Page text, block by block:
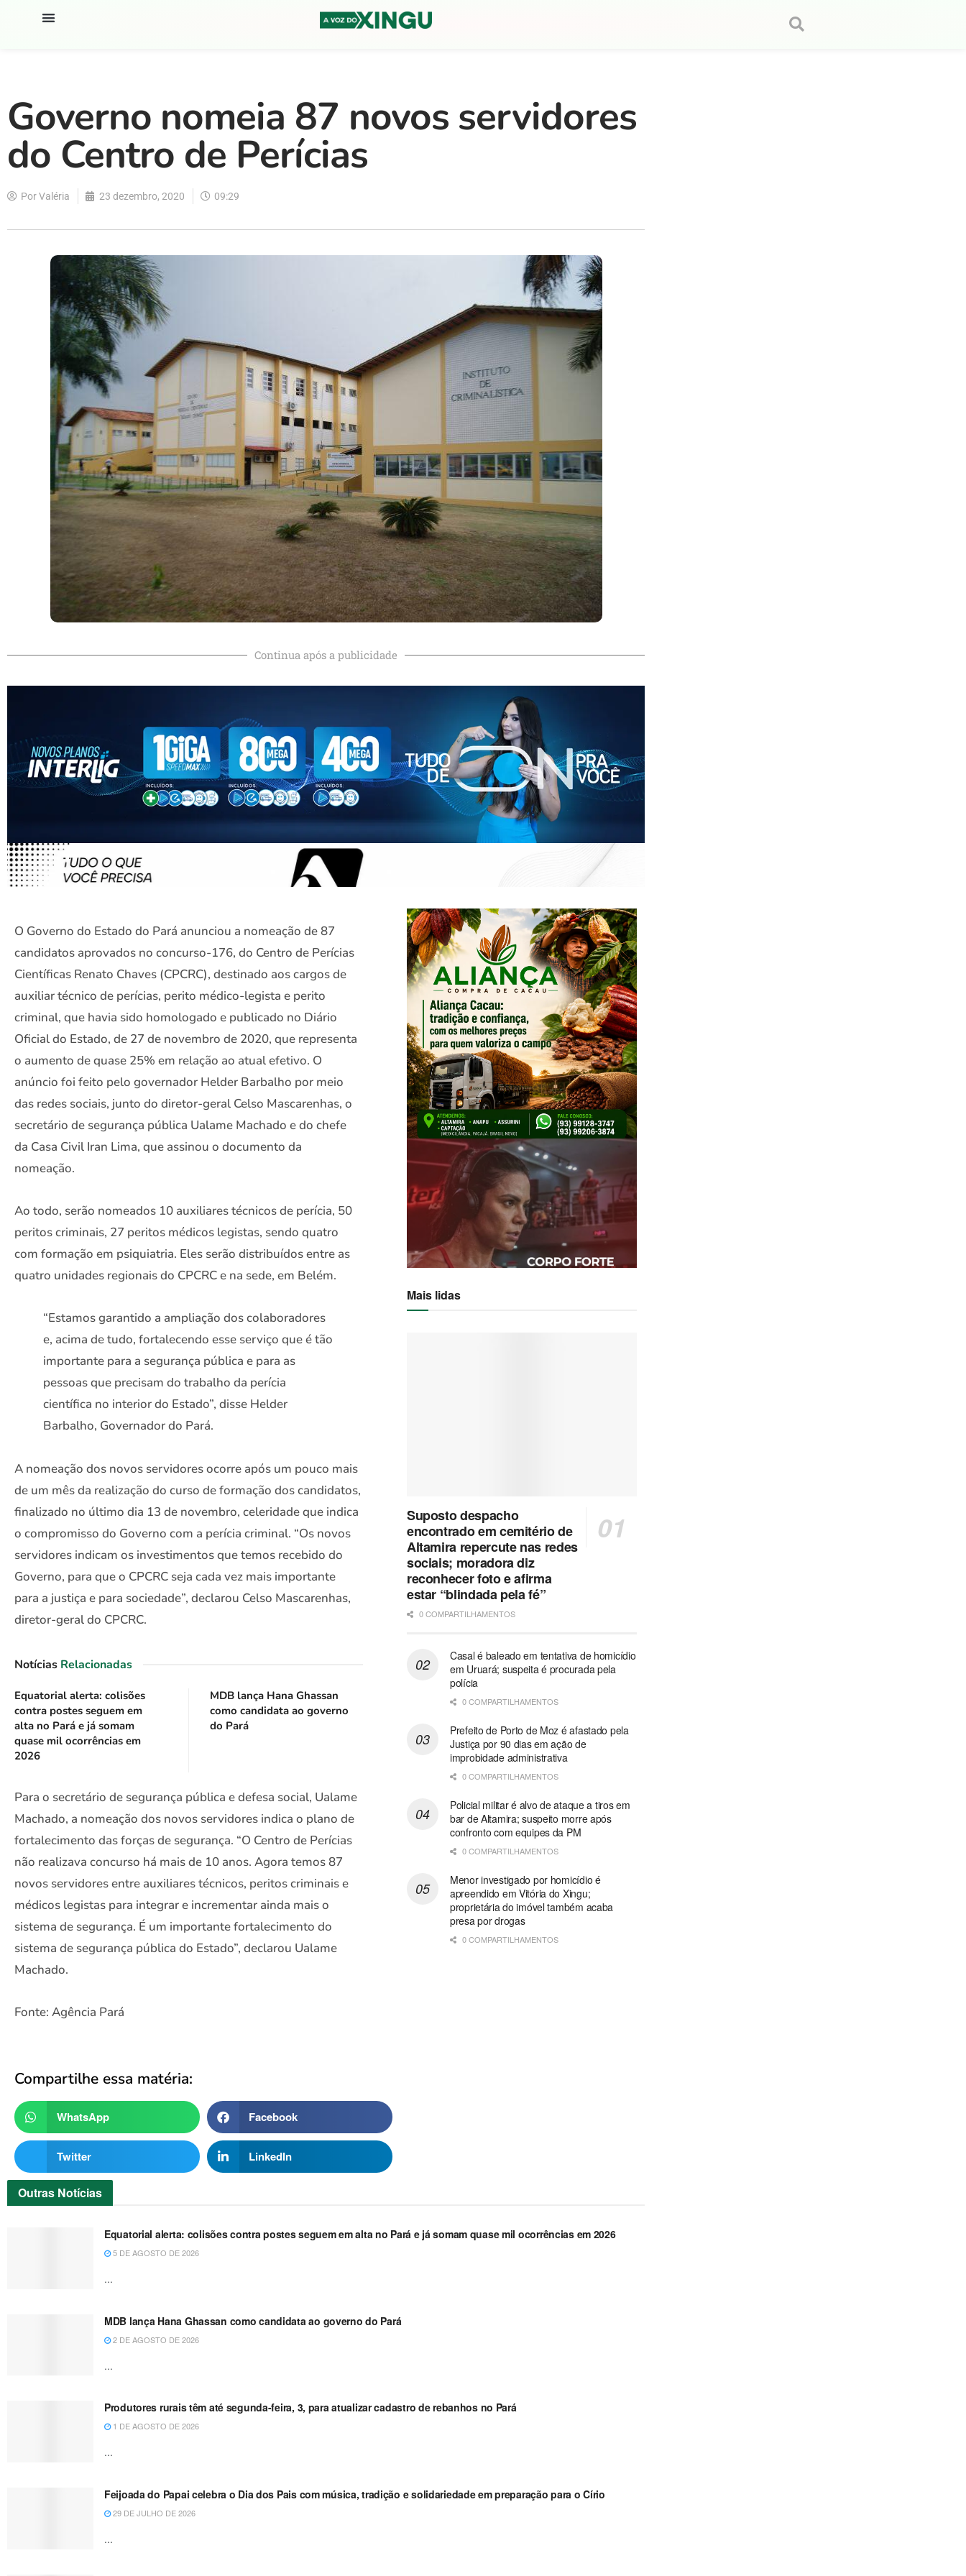
Governo nomeia 87 novos servidores
do Centro de Perícias
PorValéria 23 dezembro, 2020 09:29
Continua após a publicidade
O Governo do Estado do Pará anunciou a nomeação de 87
candidatos aprovados no concurso-176, do Centro de Perícias
Científicas Renato Chaves (CPCRC), destinado aos cargos de
auxiliar técnico de perícias, perito médico-legista e perito
criminal, que havia sido homologado e publicado no Diário
Oficial do Estado, de 27 de novembro de 2020, que representa
o aumento de quase 25% em relação ao atual efetivo. O
anúncio foi feito pelo governador Helder Barbalho por meio
das redes sociais, junto do diretor-geral Celso Mascarenhas, o
secretário de segurança pública Ualame Machado e do chefe
da Casa Civil Iran Lima, que assinou o documento da
nomeação.
Ao todo, serão nomeados 10 auxiliares técnicos de perícia, 50
peritos criminais, 27 peritos médicos legistas, sendo quatro
com formação em psiquiatria. Eles serão distribuídos entre as
quatro unidades regionais do CPCRC e na sede, em Belém.
“Estamos garantido a ampliação dos colaboradores
e, acima de tudo, fortalecendo esse serviço que é tão
importante para a segurança pública e para as
pessoas que precisam do trabalho da perícia
científica no interior do Estado”, disse Helder
Barbalho, Governador do Pará.
A nomeação dos novos servidores ocorre após um pouco mais
de um mês da realização do curso de formação dos candidatos,
finalizado no último dia 13 de novembro, celeridade que indica
o compromisso do Governo com a perícia criminal. “Os novos
servidores indicam os investimentos que temos recebido do
Governo, para que o CPCRC seja cada vez mais importante
para a justiça e para sociedade”, declarou Celso Mascarenhas,
diretor-geral do CPCRC.
Notícias Relacionadas
Equatorial alerta: colisões
contra postes seguem em
alta no Pará e já somam
quase mil ocorrências em
2026
MDB lança Hana Ghassan
como candidata ao governo
do Pará
Para o secretário de segurança pública e defesa social, Ualame
Machado, a nomeação dos novos servidores indica o plano de
fortalecimento das forças de segurança. “O Centro de Perícias
não realizava concurso há mais de 10 anos. Agora temos 87
novos servidores entre auxiliares técnicos, peritos criminais e
médicos legistas para integrar e incrementar ainda mais o
sistema de segurança. É um importante fortalecimento do
sistema de segurança pública do Estado”, declarou Ualame
Machado.
Fonte: Agência Pará
Compartilhe essa matéria:
WhatsApp Facebook
Twitter LinkedIn
Mais lidas
Suposto despacho
encontrado em cemitério de
Altamira repercute nas redes
sociais; moradora diz
reconhecer foto e afirma
estar “blindada pela fé”
0 COMPARTILHAMENTOS
Casal é baleado em tentativa de homicídio
em Uruará; suspeita é procurada pela
polícia
0 COMPARTILHAMENTOS
Prefeito de Porto de Moz é afastado pela
Justiça por 90 dias em ação de
improbidade administrativa
0 COMPARTILHAMENTOS
Policial militar é alvo de ataque a tiros em
bar de Altamira; suspeito morre após
confronto com equipes da PM
0 COMPARTILHAMENTOS
Menor investigado por homicídio é
apreendido em Vitória do Xingu;
proprietária do imóvel também acaba
presa por drogas
0 COMPARTILHAMENTOS
Outras Notícias
Equatorial alerta: colisões contra postes seguem em alta no Pará e já somam quase mil ocorrências em 2026
5 DE AGOSTO DE 2026
...
MDB lança Hana Ghassan como candidata ao governo do Pará
2 DE AGOSTO DE 2026
...
Produtores rurais têm até segunda-feira, 3, para atualizar cadastro de rebanhos no Pará
1 DE AGOSTO DE 2026
...
Feijoada do Papai celebra o Dia dos Pais com música, tradição e solidariedade em preparação para o Círio
29 DE JULHO DE 2026
...